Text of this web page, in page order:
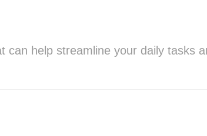
can help streamline your daily